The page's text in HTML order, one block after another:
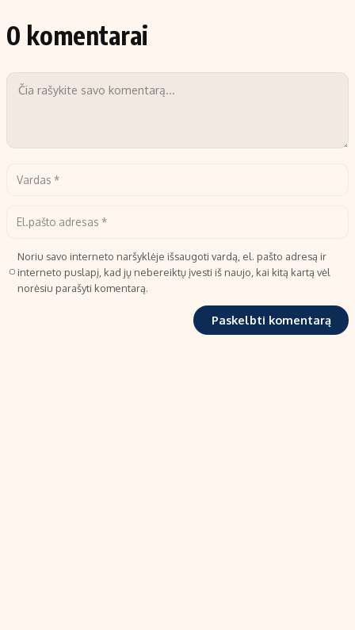
0 komentarai
Noriu savo interneto naršyklėje išsaugoti vardą, el. pašto adresą ir
interneto puslapį, kad jų nebereiktų įvesti iš naujo, kai kitą kartą vėl
norėsiu parašyti komentarą.